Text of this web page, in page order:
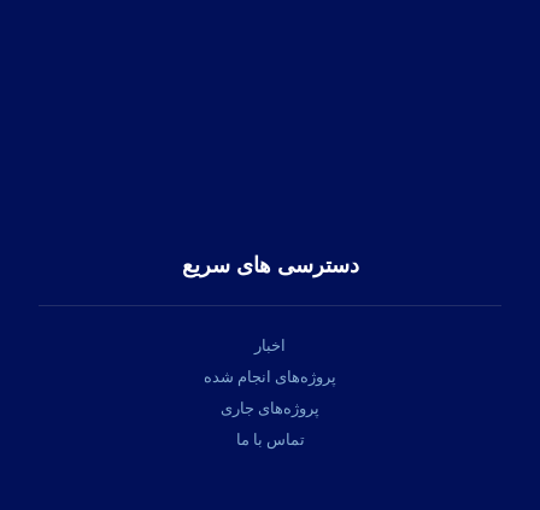
دسترسی های سریع
اخبار
پروژه‌های انجام شده
پروژه‌های جاری
تماس با ما